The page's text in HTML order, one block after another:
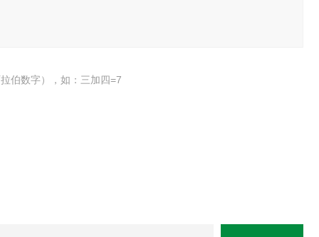
伯数字），如：三加四=7